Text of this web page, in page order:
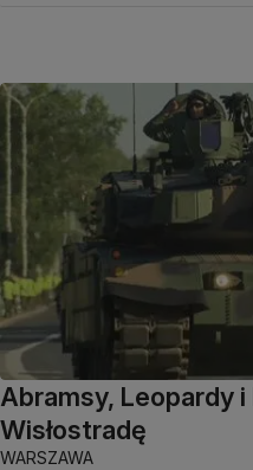
Abramsy, Leopardy
Wisłostradę
WARSZAWA